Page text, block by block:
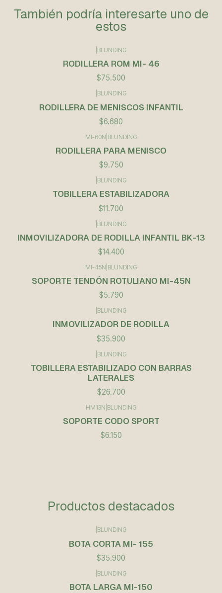
También podría interesarte uno de
estos
BLUNDING
RODILLERA ROM MI- 46
$75.500
Agotado
BLUNDING
RODILLERA DE MENISCOS INFANTIL
$6.680
MI-60N BLUNDING
RODILLERA PARA MENISCO
$9.750
BLUNDING
TOBILLERA ESTABILIZADORA
$11.700
Agotado
BLUNDING
INMOVILIZADORA DE RODILLA INFANTIL BK-13
$14.400
MI-45N BLUNDING
SOPORTE TENDÓN ROTULIANO MI-45N
$5.790
BLUNDING
INMOVILIZADOR DE RODILLA
$35.900
BLUNDING
TOBILLERA ESTABILIZADO CON BARRAS
LATERALES
$26.700
HM13N BLUNDING
SOPORTE CODO SPORT
$6.150
Productos destacados
BLUNDING
BOTA CORTA MI- 155
$35.900
BLUNDING
BOTA LARGA MI-150